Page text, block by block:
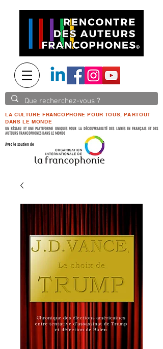
LA CULTURE FRANCOPHONE POUR TOUS, PARTOUT
DANS LE MONDE
UN RÉSEAU ET UNE PLATEFORME UNIQUES POUR LA DÉCOUVRABILITÉ DES LIVRES EN FRANÇAIS ET DES
AUTEURS FRANCOPHONES DANS LE MONDE
Avec le soutien de